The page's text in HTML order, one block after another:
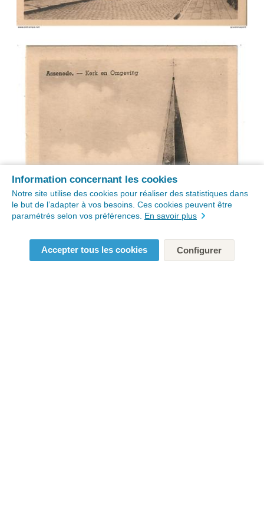
Information concernant les cookies
Notre site utilise des cookies pour réaliser des statistiques dans
le but de l’adapter à vos besoins. Ces cookies peuvent être
paramétrés selon vos préférences. En savoir plus
Accepter tous les cookies Configurer